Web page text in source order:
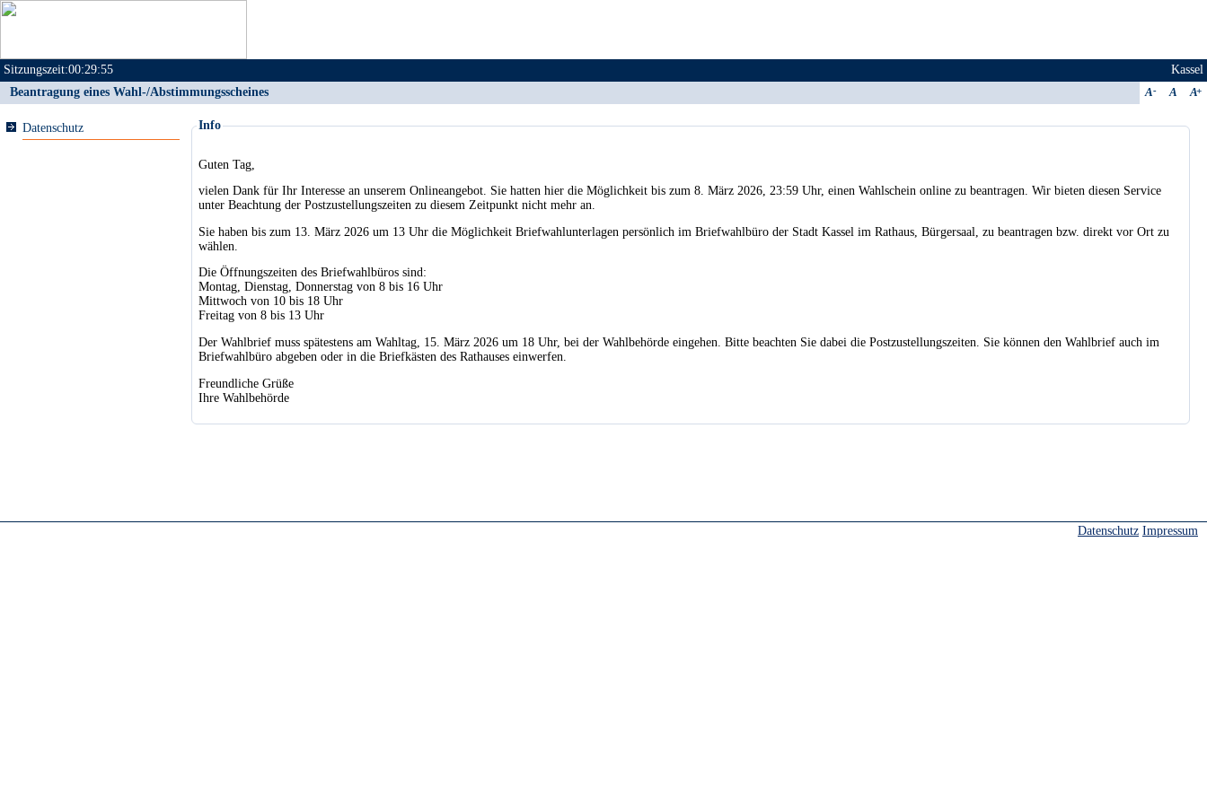
Sitzungszeit:00:29:55
Kassel
A
A A
Beantragung eines Wahl-/Abstimmungsscheines
Datenschutz Info
Guten Tag,
vielen Dank für Ihr Interesse an unserem Onlineangebot. Sie hatten hier die Möglichkeit bis zum 8. März 2026, 23:59 Uhr, einen Wahlschein online zu beantragen. Wir bieten diesen Service
unter Beachtung der Postzustellungszeiten zu diesem Zeitpunkt nicht mehr an.
Sie haben bis zum 13. März 2026 um 13 Uhr die Möglichkeit Briefwahlunterlagen persönlich im Briefwahlbüro der Stadt Kassel im Rathaus, Bürgersaal, zu beantragen bzw. direkt vor Ort zu
wählen.
Die Öffnungszeiten des Briefwahlbüros sind:
Montag, Dienstag, Donnerstag von 8 bis 16 Uhr
Mittwoch von 10 bis 18 Uhr
Freitag von 8 bis 13 Uhr
Der Wahlbrief muss spätestens am Wahltag, 15. März 2026 um 18 Uhr, bei der Wahlbehörde eingehen. Bitte beachten Sie dabei die Postzustellungszeiten. Sie können den Wahlbrief auch im
Briefwahlbüro abgeben oder in die Briefkästen des Rathauses einwerfen.
Freundliche Grüße
Ihre Wahlbehörde
Datenschutz Impressum